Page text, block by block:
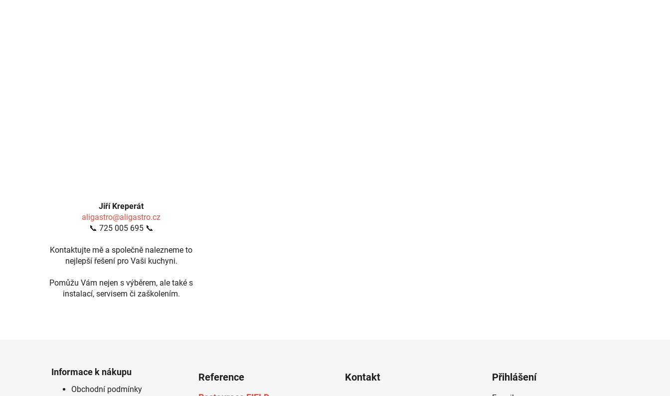
Jiří Kreperát
aligastro@aligastro.cz
📞 725 005 695 📞
Kontaktujte mě a společně nalezneme to
nejlepší řešení pro Vaši kuchyni.
Pomůžu Vám nejen s výběrem, ale také s
instalací, servisem či zaškolením.
Informace k nákupu
Obchodní podmínky
Reference Kontakt Přihlášení